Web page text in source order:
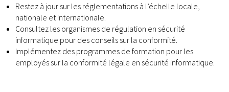
Restez à jour sur les réglementations à l’échelle locale,
nationale et internationale.
Consultez les organismes de régulation en sécurité
informatique pour des conseils sur la conformité.
Implémentez des programmes de formation pour les
employés sur la conformité légale en sécurité informatique.